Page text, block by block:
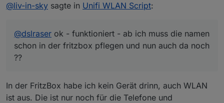
@liv-in-sky sagte in Unifi WLAN Script:
@dslraser ok - funktioniert - ab ich muss die namen
schon in der fritzbox pflegen und nun auch da noch
??
In der FritzBox habe ich kein Gerät drinn, auch WLAN
ist aus. Die ist nur noch für die Telefone und